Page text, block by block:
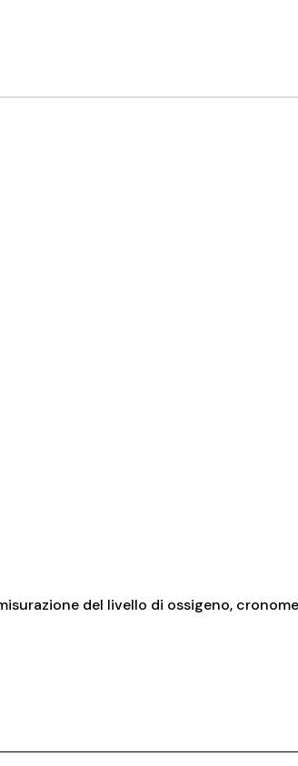
del livello di ossigeno,